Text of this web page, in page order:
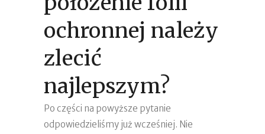
ochronnej należy
zlecić
najlepszym?
Po części na powyższe pytanie
odpowiedzieliśmy już wcześniej. Nie